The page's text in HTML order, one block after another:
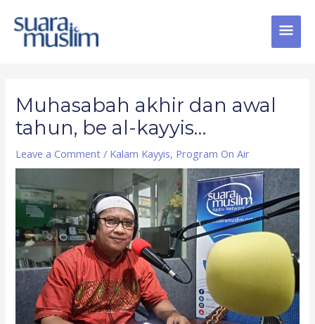
content
Muhasabah akhir dan awal
tahun, be al-kayyis…
Leave a Comment / Kalam Kayyis, Program On Air